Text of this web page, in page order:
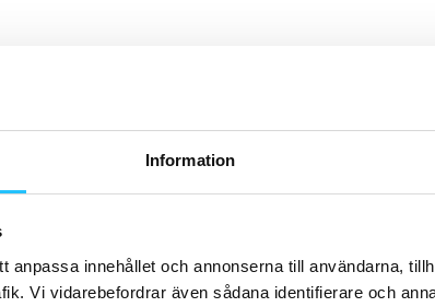
Information
anpassa innehållet och annonserna till användarna,
Vi vidarebefordrar även sådana identifierare och
inte en paketeringar som passar de
många timmar på gymmet är för de flesta
f-n gör jag här”.
den bästa investering du kan göra. Både för
livskvalité (att ha en kropp i fin form som
gymmen att hitta något som är roligt, inte
hur enkelt är det egentligen?